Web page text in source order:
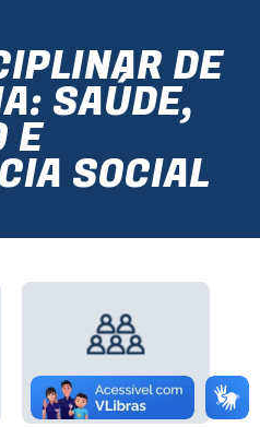
DE
SAÚDE,
E
SOCIAL
INTEGRANTES